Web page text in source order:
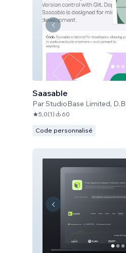
Saasable
ParStudioBase Limited,
5,0(1) 60
Code personnalisé